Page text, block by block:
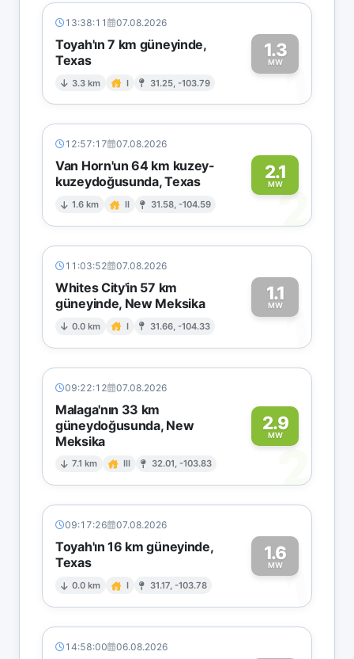
13:38:11 07.08.2026
Toyah'ın 7 km güneyinde,
Texas
3.3 km I 31.25, -103.79
1.3
MW1
12:57:17 07.08.2026
Van Horn'un 64 km kuzey-
kuzeydoğusunda, Texas
1.6 km II 31.58, -104.59
2.1
MW2
11:03:52 07.08.2026
Whites City'in 57 km
güneyinde, New Meksika
0.0 km I 31.66, -104.33
1.1
MW1
09:22:12 07.08.2026
Malaga'nın 33 km
güneydoğusunda, New
Meksika
7.1 km III 32.01, -103.83
2.9
MW
2
09:17:26 07.08.2026
Toyah'ın 16 km güneyinde,
Texas
0.0 km I 31.17, -103.78
1.6
MW1
14:58:00 06.08.2026